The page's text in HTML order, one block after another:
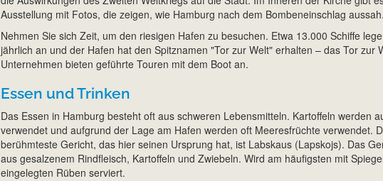
Ausstellung mit Fotos, die zeigen, wie Hamburg nach dem Bombeneinschlag aussah.
Nehmen Sie sich Zeit, um den riesigen Hafen zu besuchen. Etwa 13.000 Schiffe
jährlich an und der Hafen hat den Spitznamen "Tor zur Welt" erhalten – das Tor zur
Unternehmen bieten geführte Touren mit dem Boot an.
Essen und Trinken
Das Essen in Hamburg besteht oft aus schweren Lebensmitteln. Kartoffeln werden
verwendet und aufgrund der Lage am Hafen werden oft Meeresfrüchte verwendet.
berühmteste Gericht, das hier seinen Ursprung hat, ist Labskaus (Lapskojs). Das
aus gesalzenem Rindfleisch, Kartoffeln und Zwiebeln. Wird am häufigsten mit
eingelegten Rüben serviert.